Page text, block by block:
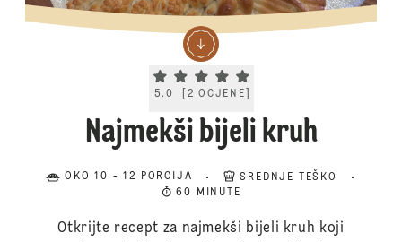
Current rating 5.0. Click to rate.
5.0 2 OCJENE
Najmekši bijeli kruh
OKO 10 - 12 PORCIJA
SREDNJE TEŠKO
60 MINUTE
Otkrijte recept za najmekši bijeli kruh koji